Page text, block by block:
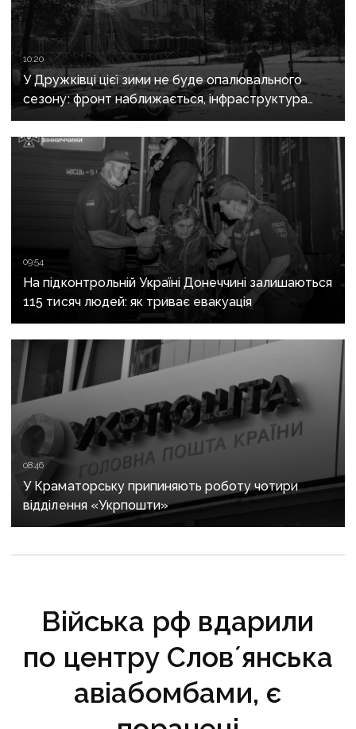
10:20
У Дружківці цієї зими не буде опалювального
сезону: фронт наближається, інфраструктура
критично зруйнована
09:54
На підконтрольній Україні Донеччині залишаються
115 тисяч людей: як триває евакуація
08:46
У Краматорську припиняють роботу чотири
відділення «Укрпошти»
Війська рф вдарили
по центру Словʼянська
авіабомбами, є